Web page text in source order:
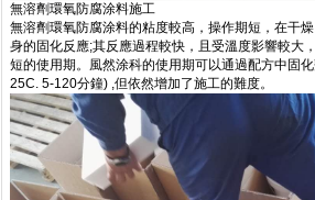
無溶劑環氧防腐涂料施工
無溶劑環氧防腐涂料的粘度較高，操作期短，在干
身的固化反應;其反應過程較快，且受溫度影響較大
短的使用期。風然涂科的使用期可以通過配方中固
25C. 5-120分鐘) ,但依然增加了施工的難度。